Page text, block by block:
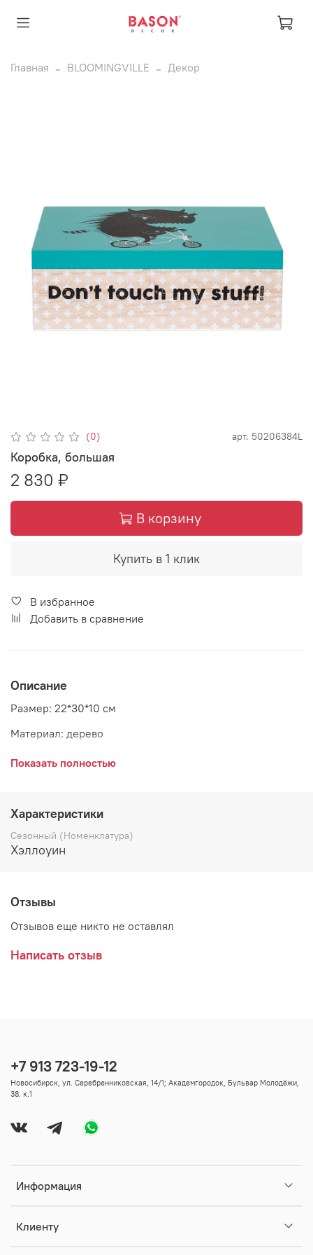
Главная BLOOMINGVILLE Декор
(0) арт. 50206384L
Коробка, большая
2 830 ₽
В корзину
Купить в 1 клик
В избранное
Добавить в сравнение
Описание
Размер: 22*30*10 см
Материал: дерево
Страна: Дания
Показать полностью
Характеристики
Сезонный (Номенклатура)
Хэллоуин
Отзывы
Отзывов еще никто не оставлял
Написать отзыв
Информация
Клиенту
+7 913 723-19-12
Новосибирск, ул. Серебренниковская, 14/1; Академгородок, Бульвар Молодёжи,
38. к.1